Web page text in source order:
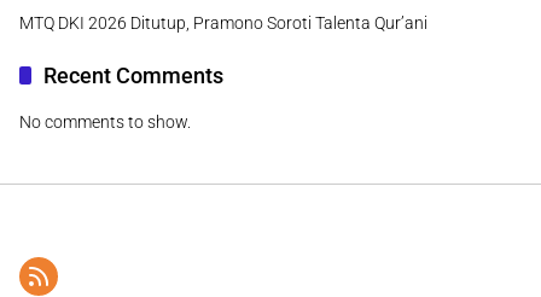
MTQ DKI 2026 Ditutup, Pramono Soroti Talenta Qur’ani
Recent Comments
No comments to show.